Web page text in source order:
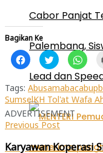
Cabor Panjat
Palembang,
Lead dan
Bagikan Ke
Klik
untuk
membagikan
di
Facebook(Membuka
di
jendela
yang
baru)
Klik
untuk
berbagi
pada
di
jendela
yang
baru)
Klik
untuk
di
di
baru)
Tags: Abusamabacabup
SumselKH Tol'at Wafa
ADVERTISEMENT
Previous Post
Karyawan Koperasi